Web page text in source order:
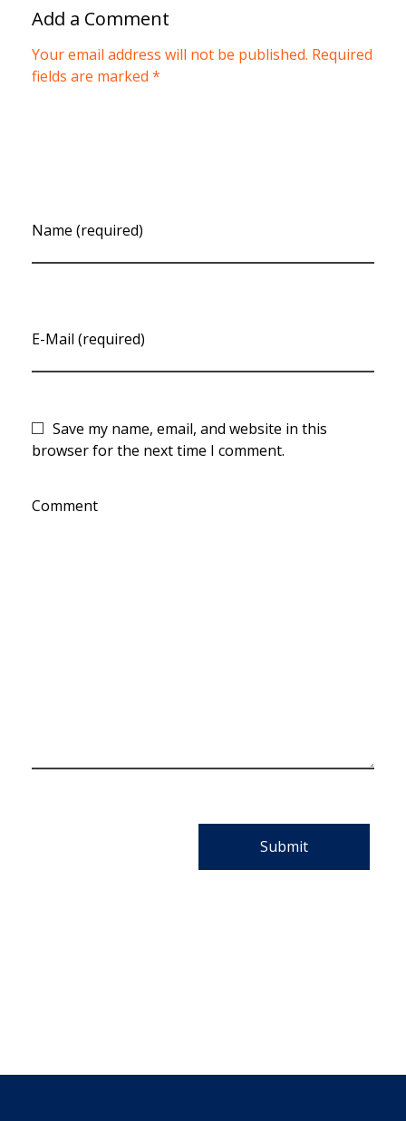
Add a Comment
Your email address will not be published. Required
fields are marked *
Name (required)
E-Mail (required)
Save my name, email, and website in this
browser for the next time I comment.
Comment